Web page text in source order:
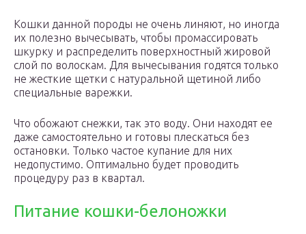
Кошки данной породы не очень линяют, но иногда
их полезно вычесывать, чтобы промассировать
шкурку и распределить поверхностный жировой
слой по волоскам. Для вычесывания годятся только
не жесткие щетки с натуральной щетиной либо
специальные варежки.
Что обожают снежки, так это воду. Они находят ее
даже самостоятельно и готовы плескаться без
остановки. Только частое купание для них
недопустимо. Оптимально будет проводить
процедуру раз в квартал.
Питание кошки-белоножки